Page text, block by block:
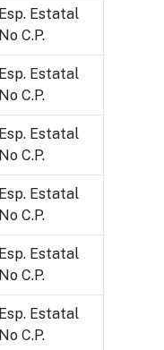
Esp. Estatal
No C.P.
Esp. Estatal
No C.P.
Esp. Estatal
No C.P.
Esp. Estatal
No C.P.
Esp. Estatal
No C.P.
Esp. Estatal
No C.P.